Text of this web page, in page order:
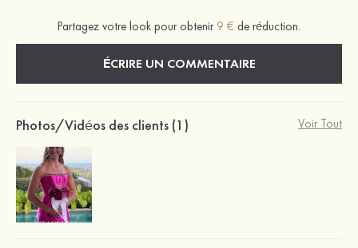
Partagez votre look pour obtenir 9 € de réduction.
ÉCRIRE UN COMMENTAIRE
Photos/Vidéos des clients (1) Voir Tout